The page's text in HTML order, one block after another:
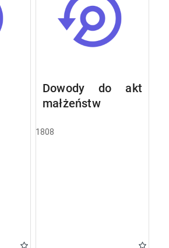
Dowody do akt
małżeństw
1808